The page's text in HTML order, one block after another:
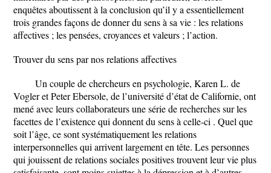
enquêtes aboutissent à la conclusion qu’il y a essentiellement
trois grandes façons de donner du sens à sa vie : les relations
affectives ; les pensées, croyances et valeurs ; l’action.
Trouver du sens par nos relations affectives
Un couple de chercheurs en psychologie, Karen L. de
Vogler et Peter Ebersole, de l’université d’état de Californie, ont
mené avec leurs collaborateurs une série de recherches sur les
facettes de l’existence qui donnent du sens à celle-ci . Quel que
soit l’âge, ce sont systématiquement les relations
interpersonnelles qui arrivent largement en tête. Les personnes
qui jouissent de relations sociales positives trouvent leur vie plus